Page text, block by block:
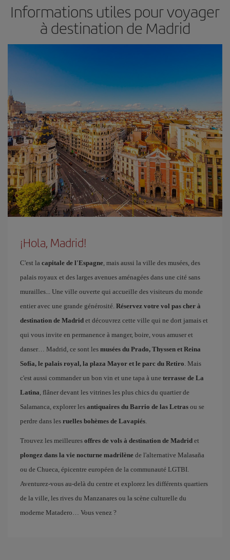
Informations utiles pour voyager
à destination de Madrid
¡Hola, Madrid!
C'est la capitale de l'Espagne, mais aussi la ville des musées, des
palais royaux et des larges avenues aménagées dans une cité sans
murailles... Une ville ouverte qui accueille des visiteurs du monde
entier avec une grande générosité. Réservez votre vol pas cher à
destination de Madrid et découvrez cette ville qui ne dort jamais et
qui vous invite en permanence à manger, boire, vous amuser et
danser… Madrid, ce sont les musées du Prado, Thyssen et Reina
Sofía, le palais royal, la plaza Mayor et le parc du Retiro. Mais
c'est aussi commander un bon vin et une tapa à une terrasse de La
Latina, flâner devant les vitrines les plus chics du quartier de
Salamanca, explorer les antiquaires du Barrio de las Letras ou se
perdre dans les ruelles bohèmes de Lavapiés.
Trouvez les meilleures offres de vols à destination de Madrid et
plongez dans la vie nocturne madrilène de l'alternative Malasaña
ou de Chueca, épicentre européen de la communauté LGTBI.
Aventurez-vous au-delà du centre et explorez les différents quartiers
de la ville, les rives du Manzanares ou la scène culturelle du
moderne Matadero… Vous venez ?